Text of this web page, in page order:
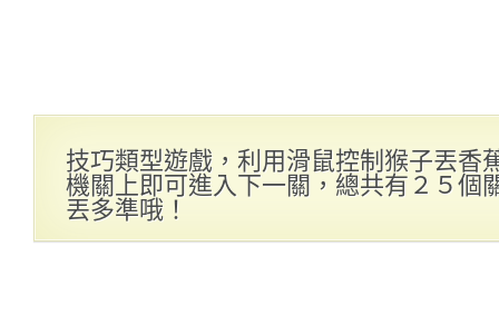
技巧類型遊戲，利用滑鼠控制猴子丟香
機關上即可進入下一關，總共有２５個
丟多準哦！